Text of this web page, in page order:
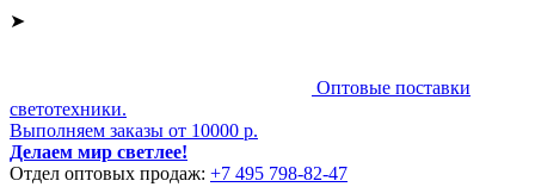
➤
Оптовые поставки
светотехники.
Выполняем заказы от 10000 р.
Делаем мир светлее!
Отдел оптовых продаж: +7 495 798-82-47